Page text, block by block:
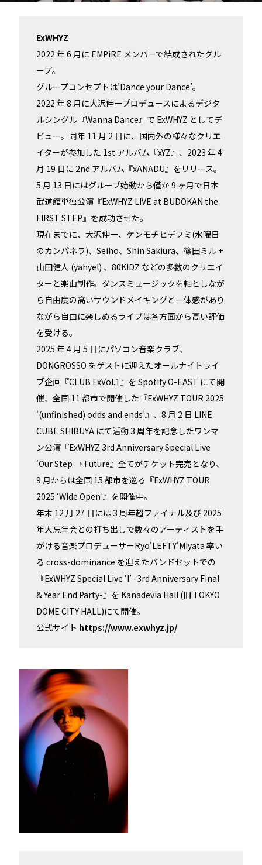
ExWHYZ
2022 年 6 月に EMPiRE メンバーで結成されたグル
ープ。
グループコンセプトは’Dance your Dance’。
2022 年 8 月に大沢伸一プロデュースによるデジタ
ルシングル『Wanna Dance』で ExWHYZ としてデ
ビュー。同年 11 月 2 日に、国内外の様々なクリエ
イターが参加した 1st アルバム『xYZ』、2023 年 4
月 19 日に 2nd アルバム『xANADU』をリリース。
5 月 13 日にはグループ始動から僅か 9 ヶ月で日本
武道館単独公演『ExWHYZ LIVE at BUDOKAN the
FIRST STEP』を成功させた。
現在までに、大沢伸一、ケンモチヒデフミ(水曜日
のカンパネラ)、Seiho、Shin Sakiura、篠田ミル +
山田健人 (yahyel) 、80KIDZ などの多数のクリエイ
ターと楽曲制作。ダンスミュージックを軸としなが
ら自由度の高いサウンドメイキングと一体感があり
ながら自由に楽しめるライブは各方面から高い評価
を受ける。
2025 年 4 月 5 日にパソコン音楽クラブ、
DONGROSSO をゲストに迎えたオールナイトライ
ブ企画『CLUB ExVol.1』を Spotify O-EAST にて開
催、全国 11 都市で開催した『ExWHYZ TOUR 2025
'(unfinished) odds and ends’』、8 月 2 日 LINE
CUBE SHIBUYA にて活動 3 周年を記念したワンマ
ン公演『ExWHYZ 3rd Anniversary Special Live
‘Our Step → Future』全てがチケット完売となり、
9 月からは全国 15 都市を巡る『ExWHYZ TOUR
2025 ‘Wide Open’』を開催中。
年末 12 月 27 日には 3 周年超ファイナル及び 2025
年大忘年会との打ち出しで数々のアーティストを手
がける音楽プロデューサーRyo'LEFTY'Miyata 率い
る cross-dominance を迎えたバンドセットでの
『ExWHYZ Special Live ‘I’ -3rd Anniversary Final
& Year End Party-』を Kanadevia Hall (旧 TOKYO
DOME CITY HALL)にて開催。
公式サイト https://www.exwhyz.jp/